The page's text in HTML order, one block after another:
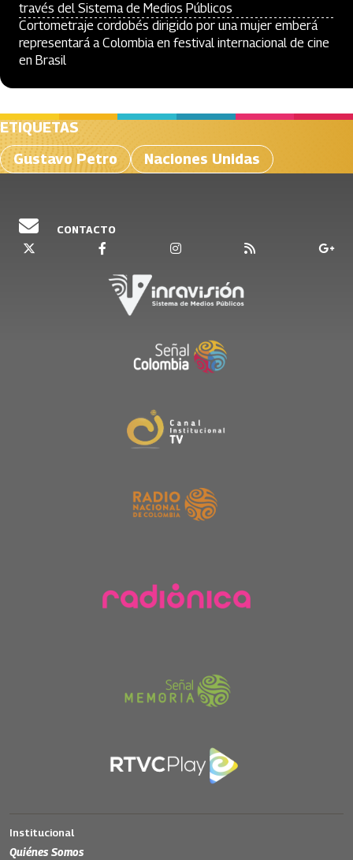
través del Sistema de Medios Públicos
Cortometraje cordobés dirigido por una mujer emberá
representará a Colombia en festival internacional de cine
en Brasil
ETIQUETAS
Gustavo Petro
Naciones Unidas
CONTACTO
Institucional
Quiénes Somos